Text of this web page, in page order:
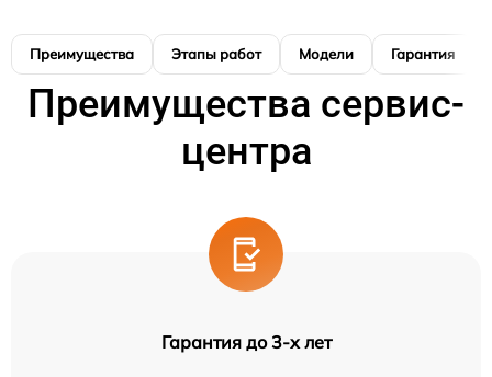
Преимущества Этапы работ Модели Гарантия
Преимущества сервис-
центра
Гарантия до 3-х лет